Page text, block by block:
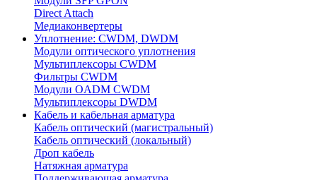
Direct Attach
Медиаконвертеры
Уплотнение: CWDM, DWDM
Модули оптического уплотнения
Мультиплексоры CWDM
Фильтры CWDM
Модули OADM CWDM
Мультиплексоры DWDM
Кабель и кабельная арматура
Кабель оптический (магистральный)
Кабель оптический (локальный)
Дроп кабель
Натяжная арматура